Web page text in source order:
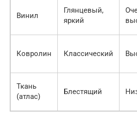
Винил
Глянцевый,
яркий
Ковролин Классический
Ткань
(атлас)
Блестящий